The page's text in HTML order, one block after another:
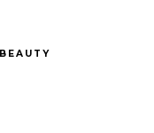
BEAUTY